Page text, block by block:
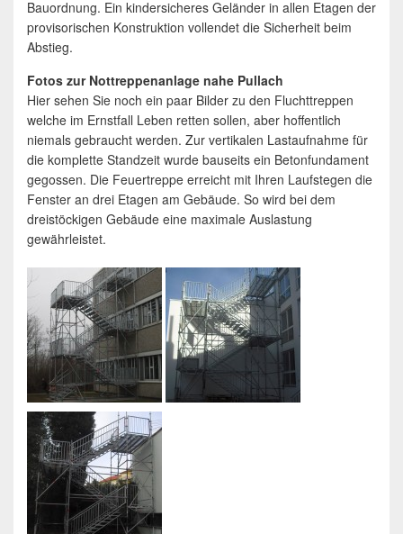
Bauordnung. Ein kindersicheres Geländer in allen Etagen der
provisorischen Konstruktion vollendet die Sicherheit beim
Abstieg.
Fotos zur Nottreppenanlage nahe Pullach
Hier sehen Sie noch ein paar Bilder zu den Fluchttreppen
welche im Ernstfall Leben retten sollen, aber hoffentlich
niemals gebraucht werden. Zur vertikalen Lastaufnahme für
die komplette Standzeit wurde bauseits ein Betonfundament
gegossen. Die Feuertreppe erreicht mit Ihren Laufstegen die
Fenster an drei Etagen am Gebäude. So wird bei dem
dreistöckigen Gebäude eine maximale Auslastung
gewährleistet.